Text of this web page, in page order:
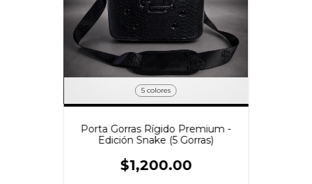
5 colores
Porta Gorras Rígido Premium -
Edición Snake (5 Gorras)
$1,200.00